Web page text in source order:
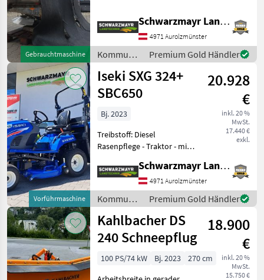
Gebrauchtmaschine
Schieberöffnung - mit
Beleuchtung / Blinkanlage -
mit 2 LED B
Schwarzmayr Landtechnik GmbH - Aurolzmünster
4971 Aurolzmünster
Kommunalgeräte
/ Landgut
Premium Gold Händler
Vorführmaschine
Iseki SXG 324+
SBC650
20.928
€
inkl. 20 %
MwSt.
17.440 €
exkl.
Bj. 2023
Treibstoff: Diesel
Rasenpflege - Traktor - mit
Dieselmotor und 22 PS - mit
Tankvolumen 21ltr - mit
vollhydraulischer Lenkung
- mit Zwischen
Schwarzmayr Landtechnik GmbH - Aurolzmünster
4971 Aurolzmünster
Kommunalgeräte
/ Iseki
Premium Gold Händler
Kahlbacher DS
240 Schneepflug
18.900
€
inkl. 20 %
MwSt.
15.750 €
100 PS/74 kW Bj. 2023
270 cm